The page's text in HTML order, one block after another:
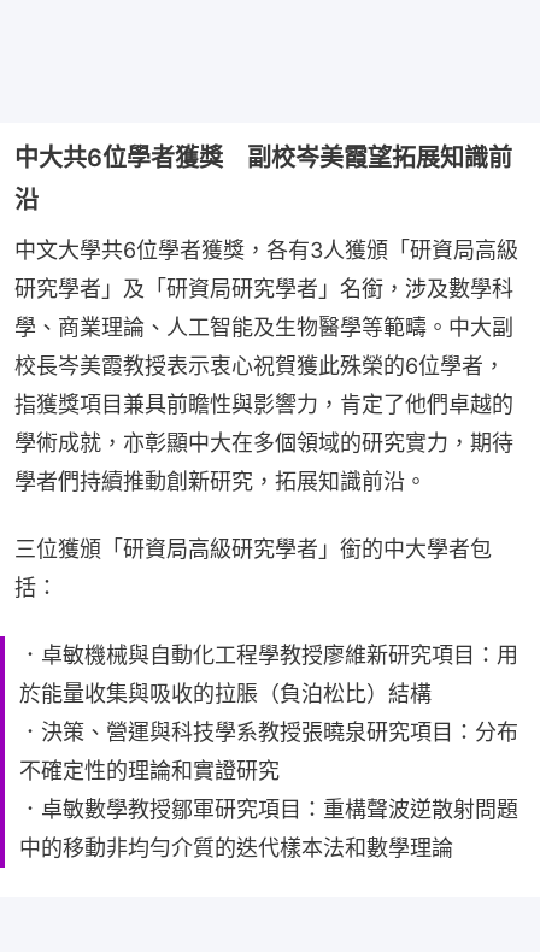
中大共6位學者獲獎 副校岑美霞望拓展知識前
沿
中文大學共6位學者獲獎，各有3人獲頒「研資局高級
研究學者」及「研資局研究學者」名銜，涉及數學科
學、商業理論、人工智能及生物醫學等範疇。中大副
校長岑美霞教授表示衷心祝賀獲此殊榮的6位學者，
指獲獎項目兼具前瞻性與影響力，肯定了他們卓越的
學術成就，亦彰顯中大在多個領域的研究實力，期待
學者們持續推動創新研究，拓展知識前沿。
三位獲頒「研資局高級研究學者」銜的中大學者包
括：
．卓敏機械與自動化工程學教授廖維新研究項目：用
於能量收集與吸收的拉脹（負泊松比）結構
．決策、營運與科技學系教授張曉泉研究項目：分布
不確定性的理論和實證研究
．卓敏數學教授鄒軍研究項目：重構聲波逆散射問題
中的移動非均勻介質的迭代樣本法和數學理論